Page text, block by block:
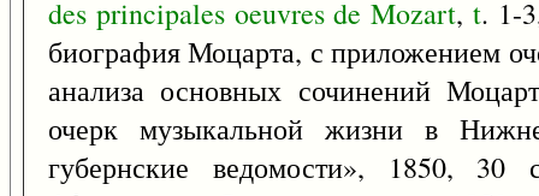
des principales oeuvres de Mozart, t. 1-
биография Моцарта, с приложением
анализа основных сочинений
очерк музыкальной жизни в
губернские ведомости», 1850,